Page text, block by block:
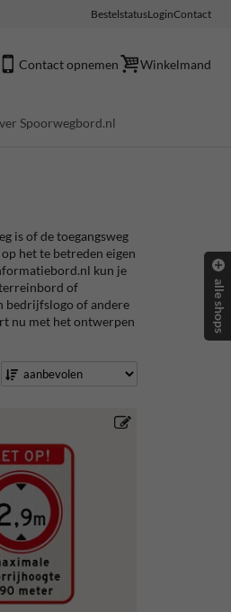
BestelstatusLoginContact
Contact opnemen Winkelmand
Spoorwegbord.nl
is of de toegangsweg
het te betreden eigen
kun je
of
bedrijfslogo of andere
nu met het ontwerpen
alle shops